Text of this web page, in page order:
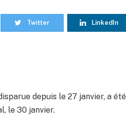
Twitter LinkedIn
depuis le 27 janvier, a
le 30 janvier.